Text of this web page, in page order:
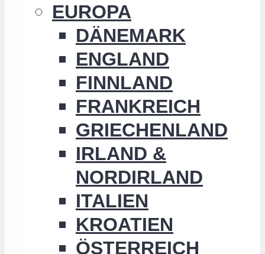
EUROPA
DÄNEMARK
ENGLAND
FINNLAND
FRANKREICH
GRIECHENLAND
IRLAND &
NORDIRLAND
ITALIEN
KROATIEN
ÖSTERREICH